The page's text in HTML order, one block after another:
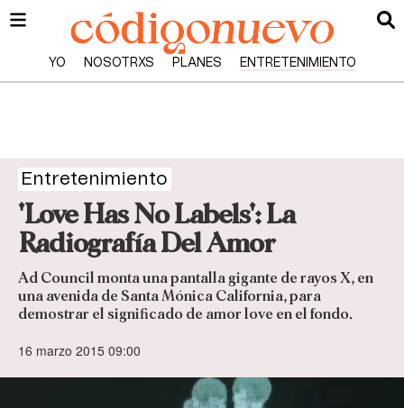
YO NOSOTRXS PLANES ENTRETENIMIENTO
Entretenimiento
'Love Has No Labels': La
Radiografía Del Amor
Ad Council monta una pantalla gigante de rayos X, en
una avenida de Santa Mónica California, para
demostrar el significado de amor love en el fondo.
16 marzo 2015 09:00